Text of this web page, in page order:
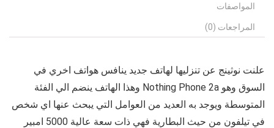
المواصفات
المراجعات (0)
علنت نوثينج عن تنزليها لهاتف جديد ينافس هواتف اخري في
السوق وهو Nothing Phone 2a وهذا الهاتف ينضم الي الفئة
المتوسطة ويوجد به العديد من العوامل التي يبحث عنها اي شخص
في تيلفون من حيث البطارية فهي ذات سعة عالية 5000 امبير